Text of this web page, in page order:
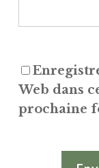
Web dans
prochaine